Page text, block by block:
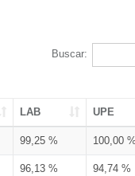
Buscar:
LAB UPE
99,25 % 100,00 %
96,13 % 94,74 %